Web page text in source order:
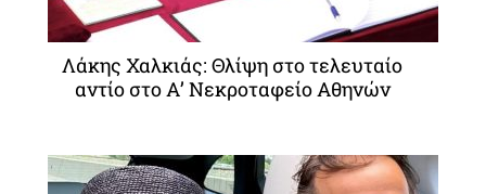
Λάκης Χαλκιάς: Θλίψη στο τελευταίο
αντίο στο Α’ Νεκροταφείο Αθηνών